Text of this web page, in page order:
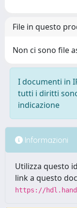
File in questo
Non ci sono file
I documenti in
tutti i diritti
indicazione
Informazioni
Utilizza questo
link a questo
https://